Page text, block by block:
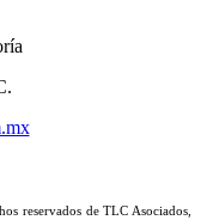
reservados de TLC Asociados,